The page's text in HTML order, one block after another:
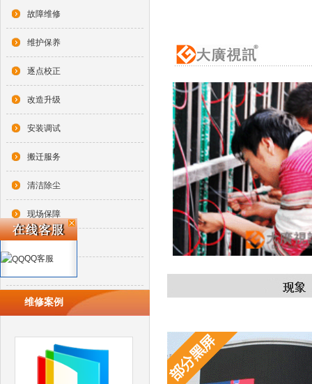
故障维修
维护保养
逐点校正
改造升级
安装调试
搬迁服务
清洁除尘
现场保障
配件系列
维修案例
QQ客服